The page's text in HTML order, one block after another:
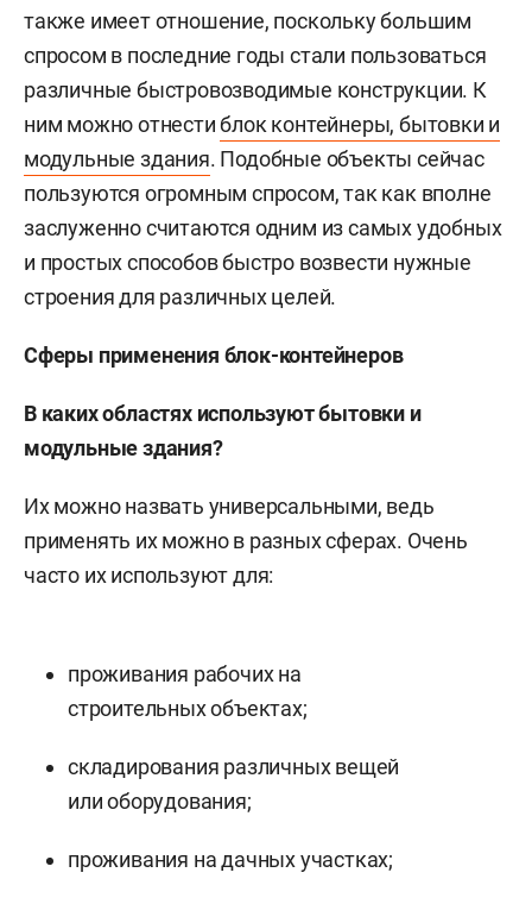
также имеет отношение, поскольку большим
спросом в последние годы стали пользоваться
различные быстровозводимые конструкции. К
ним можно отнестиблок контейнеры, бытовки и
модульные здания. Подобные объекты сейчас
пользуются огромным спросом, так как вполне
заслуженно считаются одним из самых удобных
и простых способов быстро возвести нужные
строения для различных целей.
Сферы применения блок-контейнеров
В каких областях используют бытовки и
модульные здания?
Их можно назвать универсальными, ведь
применять их можно в разных сферах. Очень
часто их используют для:
проживания рабочих на
строительных объектах;
складирования различных вещей
или оборудования;
проживания на дачных участках;